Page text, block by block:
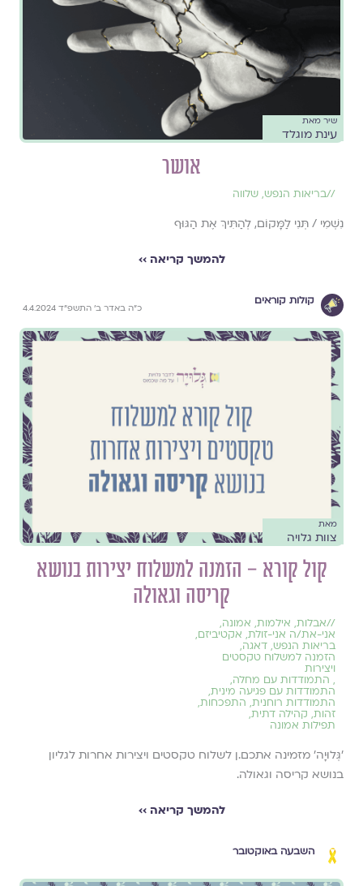
שיר מאת
עינת מוגלד
אושר
//בריאות הנפש, שלווה
נִשְׁמִי / תְּנִי לַמָּקוֹם, לְהַתִּיךְ אֶת הַגּוּף
להמשך קריאה ››
קולות קוראים
כ״ה באדר ב׳ התשפ״ד 4.4.2024
מאת
צוות גלויה
קול קורא – הזמנה למשלוח יצירות בנושא
קריסה וגאולה
//אבלות, אילמות, אמונה,
אני-את/ה אני-זולת, אקטיביזם,
בריאות הנפש, דאגה,
הזמנה למשלוח טקסטים
ויצירות
, התמודדות עם מחלה,
התמודדות עם פגיעה מינית,
התמודדות רוחנית, התפכחות,
זהות, קהילה דתית,
תפילות אמונה
׳גְּלוּיָה׳ מזמינה אתכם.ן לשלוח טקסטים ויצירות אחרות לגליון
בנושא קריסה וגאולה.
להמשך קריאה ››
השבעה באוקטובר